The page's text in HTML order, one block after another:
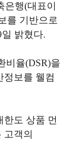
은행(대표이
를 기반으로
밝혔다.
비율(DSR)을
정보를 웰컴
한도 상품 먼
고객의